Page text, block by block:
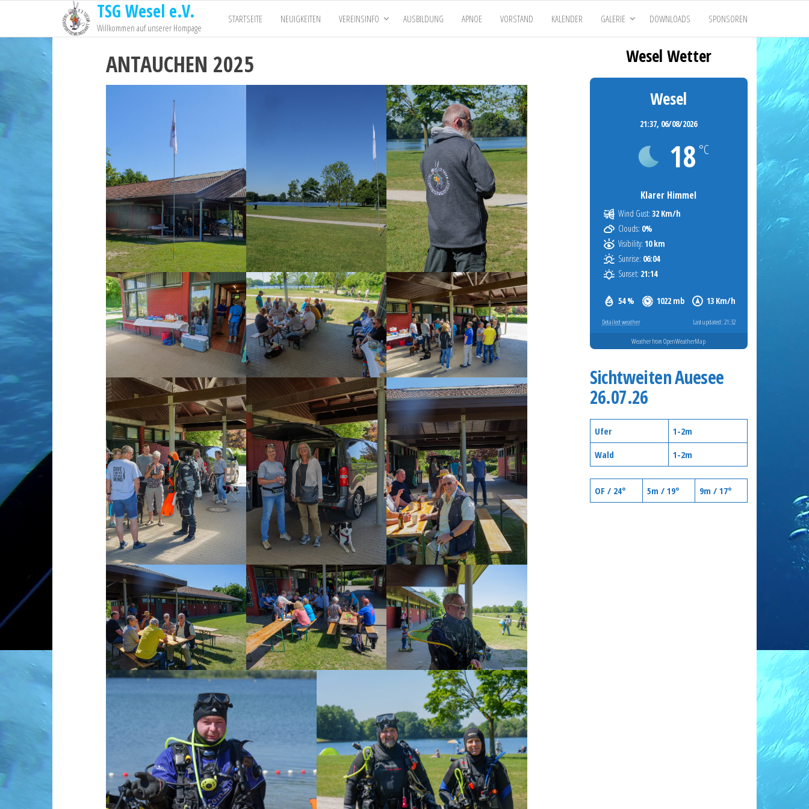
TSG Wesel e.V.
Willkommen auf unserer Hompage
STARTSEITE NEUIGKEITEN VEREINSINFO AUSBILDUNG APNOE VORSTAND KALENDER GALERIE DOWNLOADS SPONSOREN
ANTAUCHEN 2025
Wesel Wetter
Wesel
21:37, 06/08/2026
18 °C
Klarer Himmel
54 % 1022 mb 13 Km/h
Wind Gust: 32 Km/h
Clouds: 0%
Visibility: 10 km
Sunrise: 06:04
Sunset: 21:14
Detailed weather Last updated: 21:32
Weather from OpenWeatherMap
Sichtweiten Auesee
26.07.26
Ufer
1-2m
Wald
1-2m
OF / 24° 5m / 19° 9m / 17°